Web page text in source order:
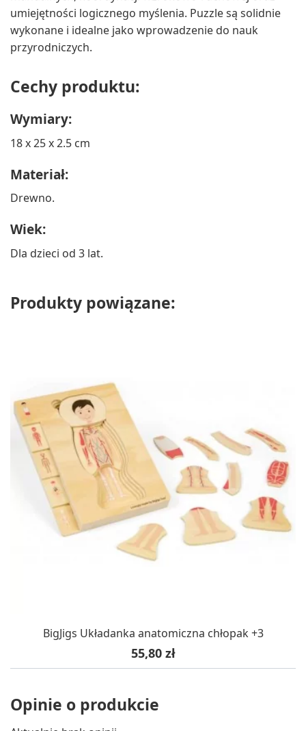
umiejętności logicznego myślenia. Puzzle są solidnie
wykonane i idealne jako wprowadzenie do nauk
przyrodniczych.
Cechy produktu:
Wymiary:
18 x 25 x 2.5 cm
Materiał:
Drewno.
Wiek:
Dla dzieci od 3 lat.
Produkty powiązane:
BigJigs Układanka anatomiczna chłopak +3
Cena
55,80 zł
Opinie o produkcie